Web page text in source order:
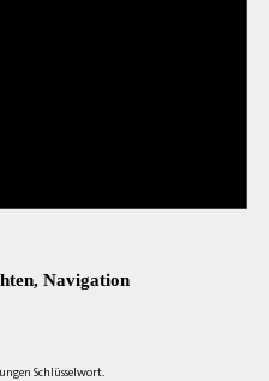
Navigation
Schlüsselwort.